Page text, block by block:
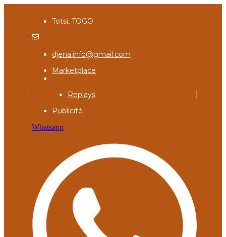
Totsi, TOGO
djena.info@gmail.com
Marketplace
Replays
Publicité
Whatsapp